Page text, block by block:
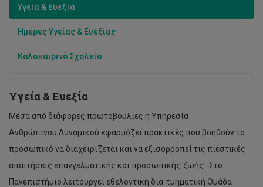
Προκηρύξεις Θέσεων Διοικητικού Προσωπικού
Διαδικασία Πρόσληψης
Προκηρύξεις Τμημάτων
Κατηγορίες Προσωπικού
Αποτελέσματα Γραπτών Εξετάσεων/Μοριοδοτήσεων για
θέσεις Διοικητικού Προσωπικού
Υγεία & Ευεξία
Ημέρες Υγείας & Ευεξίας
Καλοκαιρινό Σχολείο
Υγεία & Ευεξία
Μέσα από διάφορες πρωτοβουλίες η Υπηρεσία
Ανθρώπινου Δυναμικού εφαρμόζει πρακτικές που βοηθούν το
προσωπικό να διαχειρίζεται και να εξισορροπεί τις πιεστικές
απαιτήσεις επαγγελματικής και προσωπικής ζωής. Στο
Πανεπιστήμιο λειτουργεί εθελοντική δια-τμηματική Ομάδα